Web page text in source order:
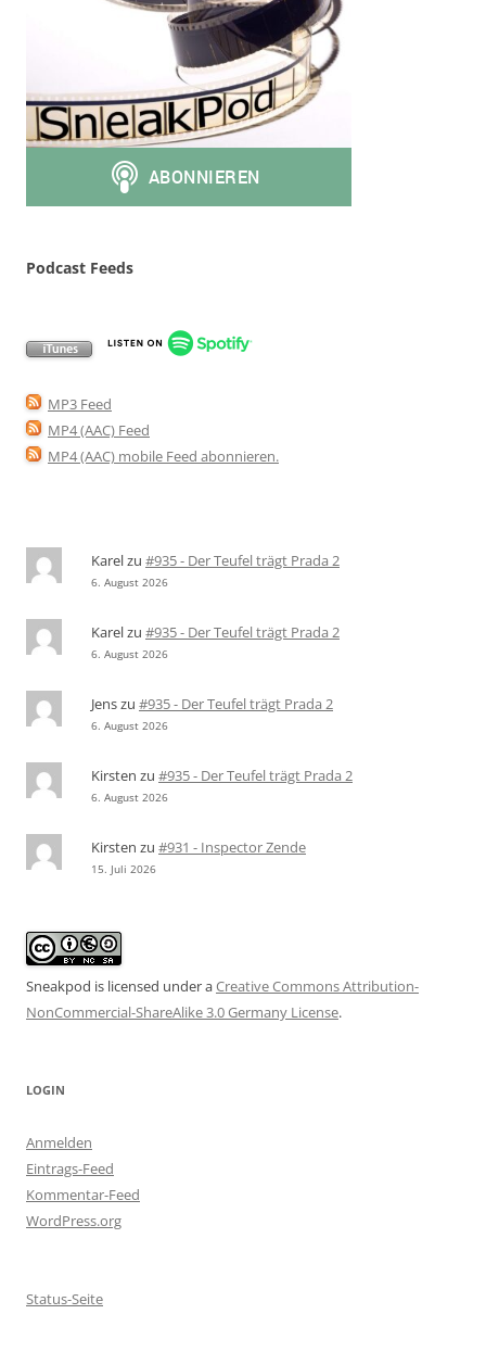
Podcast Feeds
MP3 Feed
MP4 (AAC) Feed
MP4 (AAC) mobile Feed abonnieren.
Karelzu #935 - Der Teufel trägt Prada 2
6. August 2026
Karelzu #935 - Der Teufel trägt Prada 2
6. August 2026
Jenszu #935 - Der Teufel trägt Prada 2
6. August 2026
Kirsten zu #935 - Der Teufel trägt Prada 2
6. August 2026
Kirsten zu #931 - Inspector Zende
15. Juli 2026
Sneakpod is licensed under aCreative Commons Attribution-
NonCommercial-ShareAlike 3.0 Germany License.
LOGIN
Anmelden
Eintrags-Feed
Kommentar-Feed
WordPress.org
Status-Seite